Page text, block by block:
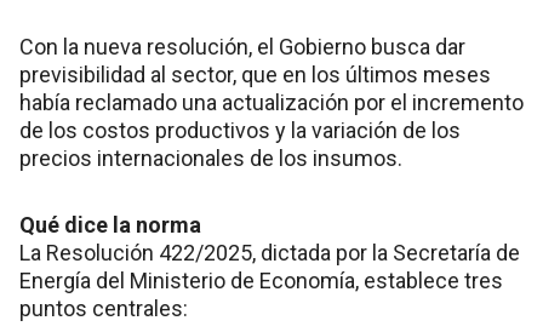
Con la nueva resolución, el Gobierno busca dar
previsibilidad al sector, que en los últimos meses
había reclamado una actualización por el incremento
de los costos productivos y la variación de los
precios internacionales de los insumos.
Qué dice la norma
La Resolución 422/2025, dictada por la Secretaría de
Energía del Ministerio de Economía, establece tres
puntos centrales: